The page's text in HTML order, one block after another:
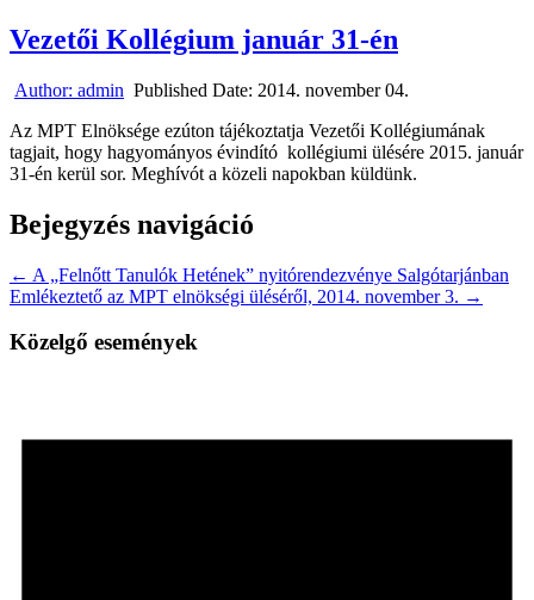
Vezetői Kollégium január 31-én
Author: admin Published Date: 2014. november 04.
Az MPT Elnöksége ezúton tájékoztatja Vezetői Kollégiumának
tagjait, hogy hagyományos évindító kollégiumi ülésére 2015. január
31-én kerül sor. Meghívót a közeli napokban küldünk.
Bejegyzés navigáció
← A „Felnőtt Tanulók Hetének” nyitórendezvénye Salgótarjánban
Emlékeztető az MPT elnökségi üléséről, 2014. november 3. →
Közelgő események